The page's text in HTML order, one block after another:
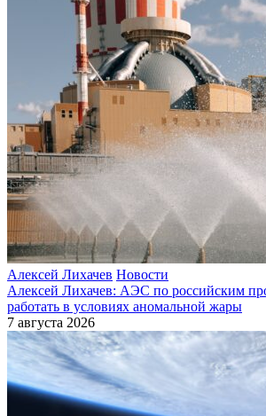
Алексей Лихачев Новости
Алексей Лихачев: АЭС по российским
работать в условиях аномальной жары
7 августа 2026